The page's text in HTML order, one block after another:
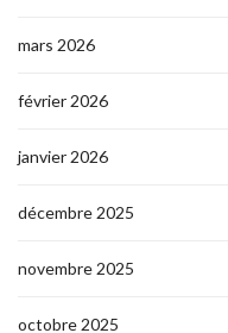
mars 2026
février 2026
janvier 2026
décembre 2025
novembre 2025
octobre 2025